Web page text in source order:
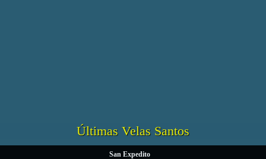
Últimas Velas Santos
San Expedito